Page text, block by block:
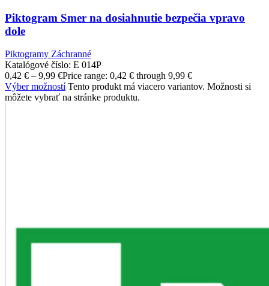
Piktogram Smer na dosiahnutie bezpečia vpravo
dole
Piktogramy Záchranné
Katalógové číslo: E 014P
0,42 € – 9,99 €Price range: 0,42 € through 9,99 €
Výber možností Tento produkt má viacero variantov. Možnosti si
môžete vybrať na stránke produktu.